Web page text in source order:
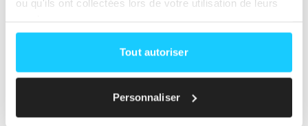
ou qu'ils ont collectées lors de votre utilisation de leurs
Tout autoriser
Personnaliser